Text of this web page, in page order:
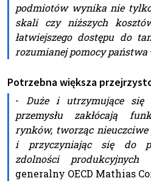
podmiotów wynika nie
skali czy niższych
łatwiejszego dostępu do
rozumianej pomocy państwa
Potrzebna większa
- Duże i utrzymujące
przemysłu zakłócają
rynków, tworząc
i przyczyniając się do
zdolności produkcyjnych
generalny OECD Mathias